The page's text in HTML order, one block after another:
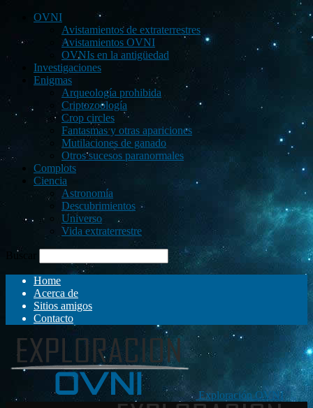
OVNI
Avistamientos de extraterrestres
Avistamientos OVNI
OVNIs en la antigüedad
Investigaciones
Enigmas
Arqueología prohibida
Criptozoología
Crop circles
Fantasmas y otras apariciones
Mutilaciones de ganado
Otros sucesos paranormales
Complots
Ciencia
Astronomía
Descubrimientos
Universo
Vida extraterrestre
Buscar
Home
Acerca de
Sitios amigos
Contacto
Exploración OVNI